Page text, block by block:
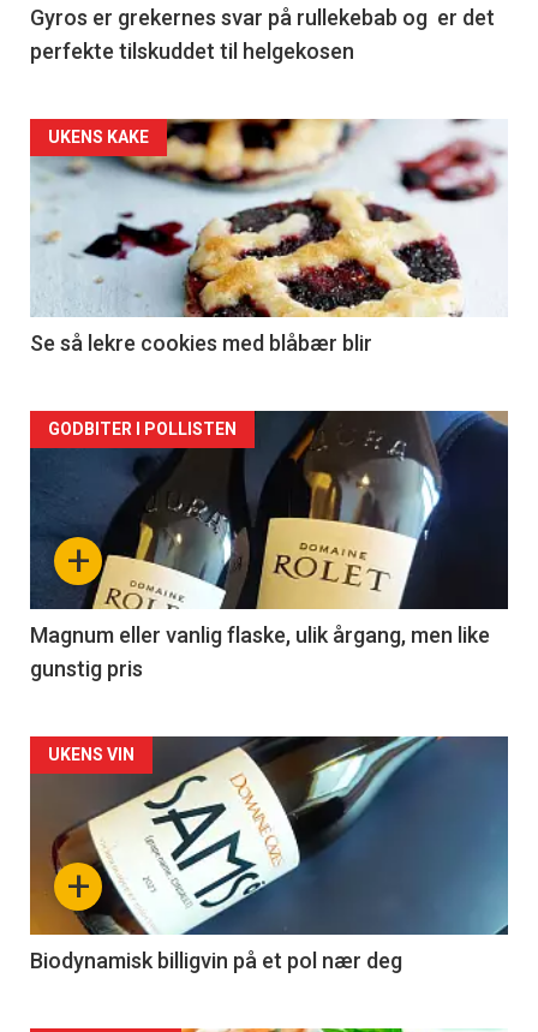
Gyros er grekernes svar på rullekebab og er det
perfekte tilskuddet til helgekosen
Forsiden
akkurat
nå
2
UKENS KAKE
Se så lekre cookies med blåbær blir
Forsiden
akkurat
nå
3
+
GODBITER I POLLISTEN
Magnum eller vanlig flaske, ulik årgang, men like
gunstig pris
Forsiden
akkurat
nå
4
+
UKENS VIN
Biodynamisk billigvin på et pol nær deg